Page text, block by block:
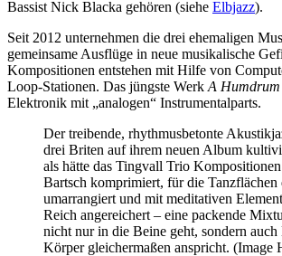
Bassist Nick Blacka gehören (siehe Elbjazz).
Seit 2012 unternehmen die drei ehemaligen
gemeinsame Ausflüge in neue musikalische
Kompositionen entstehen mit Hilfe von
Loop-Stationen. Das jüngste Werk A
Elektronik mit „analogen“ Instrumentalparts.
Der treibende, rhythmusbetonte
drei Briten auf ihrem neuen Album
als hätte das Tingvall Trio
Bartsch komprimiert, für die Tanzflächen
umarrangiert und mit meditativen
Reich angereichert – eine packende
nicht nur in die Beine geht, sondern auch
Körper gleichermaßen anspricht. (Image